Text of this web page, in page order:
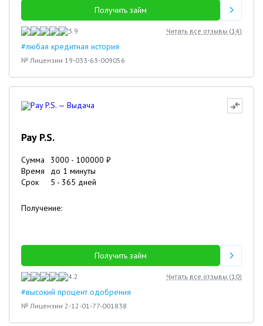
Получить займ
3.9 Читать все отзывы (14)
#любая кредитная история
№ Лицензии 19-033-63-009056
Pay P.S.
Сумма 3000 - 100000 ₽
Время
до 1 минуты
Срок
5 - 365 дней
Получение:
Получить займ
4.2 Читать все отзывы (10)
#высокий процент одобрения
№ Лицензии 2-12-01-77-001838